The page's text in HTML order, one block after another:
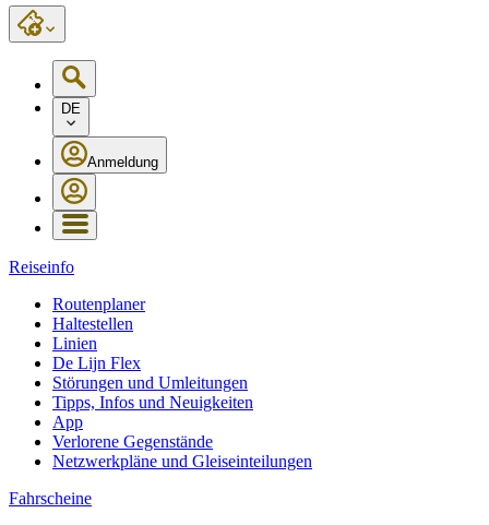
DE
Anmeldung
Reiseinfo
Routenplaner
Haltestellen
Linien
De Lijn Flex
Störungen und Umleitungen
Tipps, Infos und Neuigkeiten
App
Verlorene Gegenstände
Netzwerkpläne und Gleiseinteilungen
Fahrscheine